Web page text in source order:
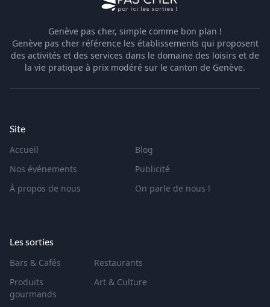
Genève pas cher, simple comme bon plan !
Genève pas cher référence les établissements qui proposent
des activités et des services dans le domaine des loisirs et de
la vie pratique à prix modéré sur le canton de Genève.
Site
Accueil
Blog
Nos événements
Publicité
À propos de nous
On parle de nous !
Les sorties
Bars & Cafés
Restaurants
Produits
gourmands
Art & Culture